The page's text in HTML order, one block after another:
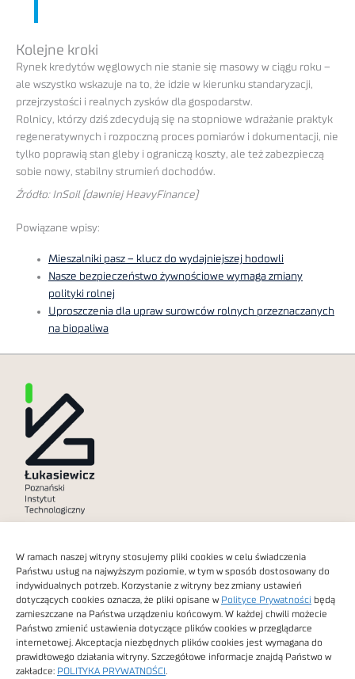
W ramach naszej witryny stosujemy pliki cookies w celu świadczenia
Państwu usług na najwyższym poziomie, w tym w sposób dostosowany do
indywidualnych potrzeb. Korzystanie z witryny bez zmiany ustawień
dotyczących cookies oznacza, że pliki opisane w Polityce Prywatności będą
zamieszczane na Państwa urządzeniu końcowym. W każdej chwili możecie
Państwo zmienić ustawienia dotyczące plików cookies w przeglądarce
internetowej. Akceptacja niezbędnych plików cookies jest wymagana do
prawidłowego działania witryny. Szczegółowe informacje znajdą Państwo w
zakładce: POLITYKA PRYWATNOŚCI
Kolejne kroki
Rynek kredytów węglowych nie stanie się masowy w ciągu roku –
ale wszystko wskazuje na to, że idzie w kierunku standaryzacji,
przejrzystości i realnych zysków dla gospodarstw.
Rolnicy, którzy dziś zdecydują się na stopniowe wdrażanie praktyk
regeneratywnych i rozpoczną proces pomiarów i dokumentacji, nie
tylko poprawią stan gleby i ograniczą koszty, ale też zabezpieczą
sobie nowy, stabilny strumień dochodów.
Źródło: InSoil (dawniej HeavyFinance)
Powiązane wpisy:
Mieszalniki pasz – klucz do wydajniejszej hodowli
Nasze bezpieczeństwo żywnościowe wymaga zmiany
polityki rolnej
Uproszczenia dla upraw surowców rolnych przeznaczanych
na biopaliwa
Dostępność cyfrowa
Obrazy stockowe
autorstwa